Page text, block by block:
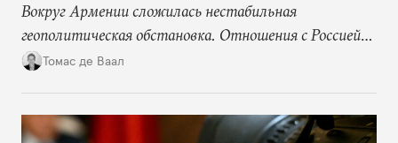
Вокруг Армении сложилась нестабильная
геополитическая обстановка. Отношения с Россией
становятся все более напряженными, но страна по-
союзником. При этом общество поддерживает идею
Томас де Ваал